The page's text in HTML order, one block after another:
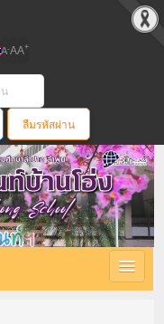
A-AA+
ลืมรหัสผ่าน